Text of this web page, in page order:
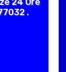
24 Ore
.